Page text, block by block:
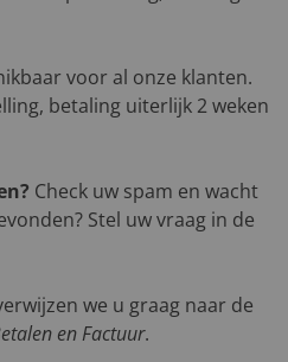
voor al onze klanten.
betaling uiterlijk 2 weken
Check uw spam en wacht
Stel uw vraag in de
we u graag naar de
en Factuur.